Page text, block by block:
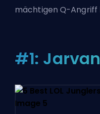
mächtigen Q-Angriff
#1: